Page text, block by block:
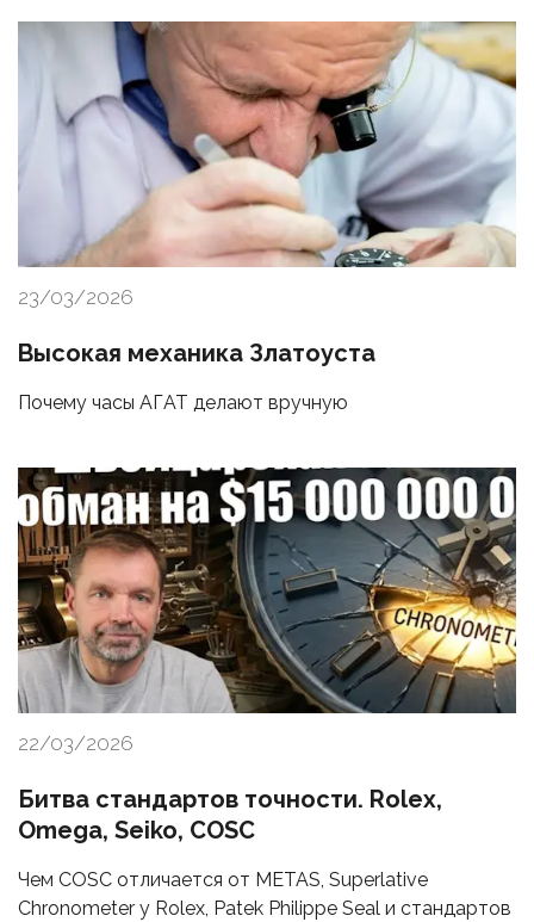
23/03/2026
Высокая механика Златоуста
Почему часы АГАТ делают вручную
22/03/2026
Битва стандартов точности. Rolex,
Omega, Seiko, COSC
Чем COSC отличается от METAS, Superlative
Chronometer у Rolex, Patek Philippe Seal и стандартов